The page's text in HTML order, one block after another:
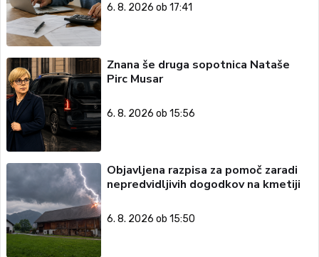
6. 8. 2026 ob 17:41
Znana še druga sopotnica Nataše
Pirc Musar
6. 8. 2026 ob 15:56
Objavljena razpisa za pomoč zaradi
nepredvidljivih dogodkov na kmetiji
6. 8. 2026 ob 15:50